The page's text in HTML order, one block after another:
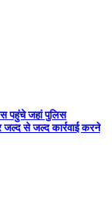
पहुंचे जहां पुलिस
जल्द से जल्द कार्रवाई करने